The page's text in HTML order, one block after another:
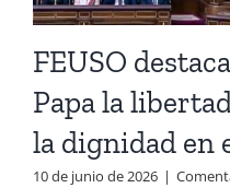
FEUSO
Papa la
la dignidad en
10 de junio de 2026 |